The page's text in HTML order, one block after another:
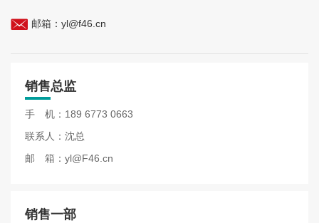
邮箱： yl@f46.cn
销售总监
手 机： 189 6773 0663
联系人：沈总
邮 箱： yl@F46.cn
销售一部